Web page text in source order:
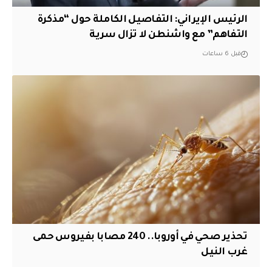
الرئيس الإيراني: التفاصيل الكاملة حول “مذكرة
التفاهم” مع واشنطن لا تزال سرية
قبل 6 ساعات
تحذير صحي في أوروبا.. 240 مصابا بفيروس حمى
غرب النيل